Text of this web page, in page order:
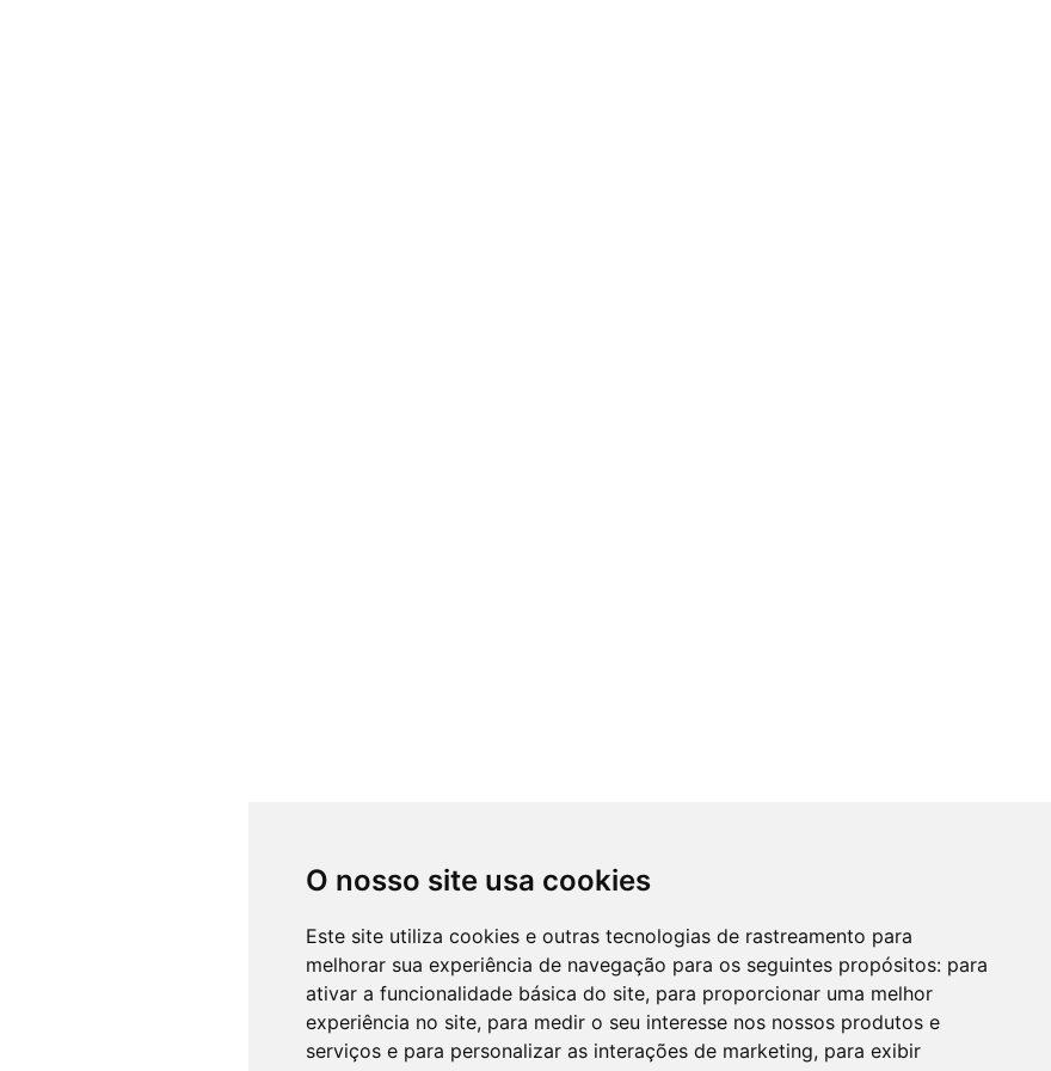
O nosso site usa cookies
Este site utiliza cookies e outras tecnologias de rastreamento para
melhorar sua experiência de navegação para os seguintes propósitos: para
ativar a funcionalidade básica do site, para proporcionar uma melhor
experiência no site, para medir o seu interesse nos nossos produtos e
serviços e para personalizar as interações de marketing, para exibir